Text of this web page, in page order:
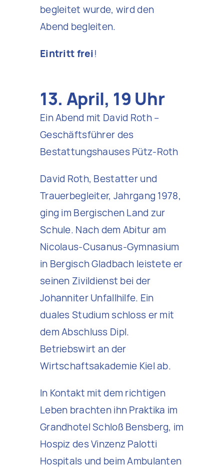
begleitet wurde, wird den
Abend begleiten.
Eintritt frei!
13. April, 19 Uhr
Ein Abend mit David Roth –
Geschäftsführer des
Bestattungshauses Pütz-Roth
David Roth, Bestatter und
Trauerbegleiter, Jahrgang 1978,
ging im Bergischen Land zur
Schule. Nach dem Abitur am
Nicolaus-Cusanus-Gymnasium
in Bergisch Gladbach leistete er
seinen Zivildienst bei der
Johanniter Unfallhilfe. Ein
duales Studium schloss er mit
dem Abschluss Dipl.
Betriebswirt an der
Wirtschaftsakademie Kiel ab.
In Kontakt mit dem richtigen
Leben brachten ihn Praktika im
Grandhotel Schloß Bensberg, im
Hospiz des Vinzenz Palotti
Hospitals und beim Ambulanten